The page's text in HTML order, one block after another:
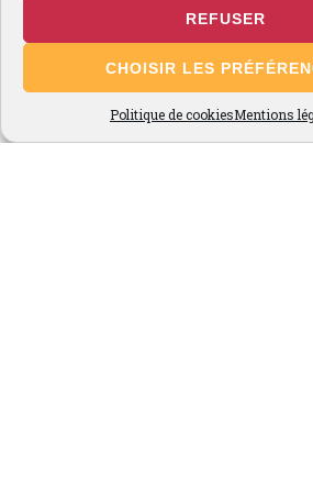
REFUSER
CHOISIR LES
Politique de cookiesMentions